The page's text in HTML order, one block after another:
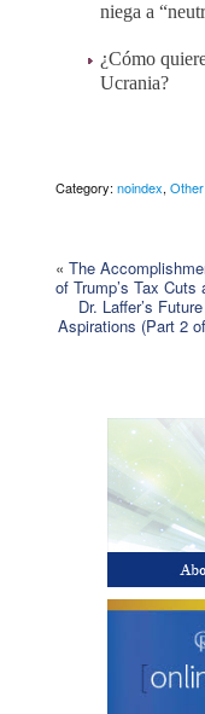
niega a
¿Cómo
Ucrania?
Category: noindex,
«The
of Trump’s Tax Cuts
Dr. Laffer’s Future
Aspirations (Part 2